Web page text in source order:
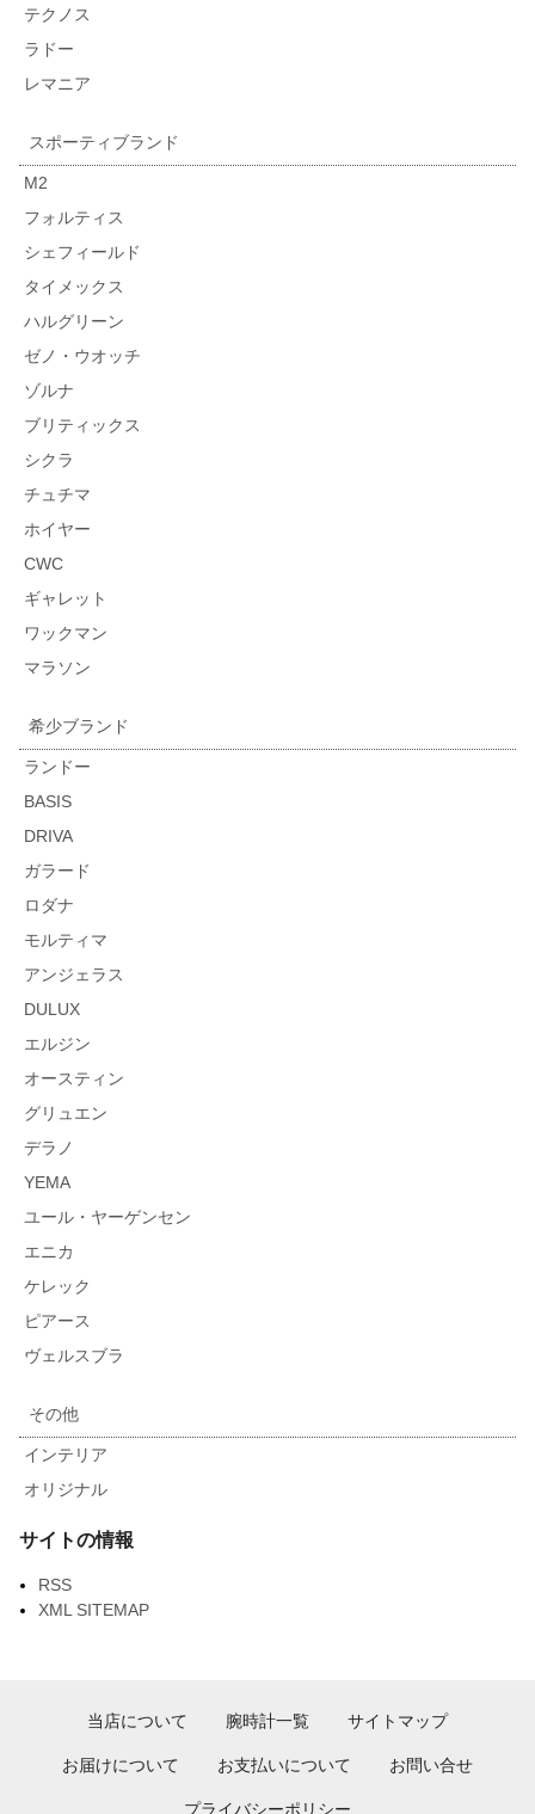
テクノス
ラドー
レマニア
スポーティブランド
M2
フォルティス
シェフィールド
タイメックス
ハルグリーン
ゼノ・ウオッチ
ゾルナ
ブリティックス
シクラ
チュチマ
ホイヤー
CWC
ギャレット
ワックマン
マラソン
希少ブランド
ランドー
BASIS
DRIVA
ガラード
ロダナ
モルティマ
アンジェラス
DULUX
エルジン
オースティン
グリュエン
デラノ
YEMA
ユール・ヤーゲンセン
エニカ
ケレック
ピアース
ヴェルスブラ
その他
インテリア
オリジナル
サイトの情報
RSS
XML SITEMAP
当店について 腕時計一覧 サイトマップ
お届けについて お支払いについて お問い合せ
プライバシーポリシー